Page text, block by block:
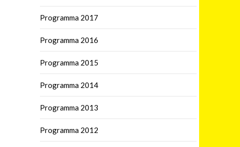
Programma 2017
Programma 2016
Programma 2015
Programma 2014
Programma 2013
Programma 2012